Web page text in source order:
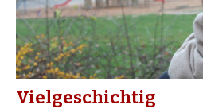
Vielgeschichtig